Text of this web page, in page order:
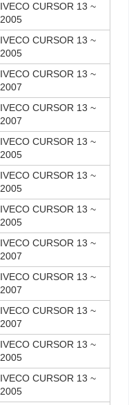
IVECO CURSOR 13 ~
2005
IVECO CURSOR 13 ~
2005
IVECO CURSOR 13 ~
2007
IVECO CURSOR 13 ~
2007
IVECO CURSOR 13 ~
2005
IVECO CURSOR 13 ~
2005
IVECO CURSOR 13 ~
2005
IVECO CURSOR 13 ~
2007
IVECO CURSOR 13 ~
2007
IVECO CURSOR 13 ~
2007
IVECO CURSOR 13 ~
2005
IVECO CURSOR 13 ~
2005